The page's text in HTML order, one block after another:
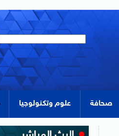
صحافة علوم وتكنولوجيا